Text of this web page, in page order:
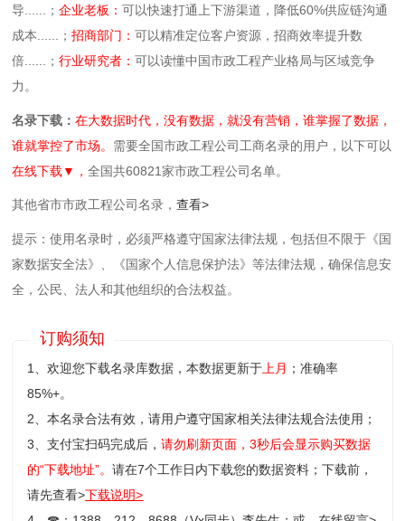
导......；企业老板：可以快速打通上下游渠道，降低60%供应链沟通
成本......；招商部门：可以精准定位客户资源，招商效率提升数
倍......；行业研究者：可以读懂中国市政工程产业格局与区域竞争
力。
名录下载：在大数据时代，没有数据，就没有营销，谁掌握了数据，
谁就掌控了市场。 需要全国市政工程公司工商名录的用户，以下可以
在线下载▼，全国共60821家市政工程公司名单。
其他省市市政工程公司名录，查看>
提示：使用名录时，必须严格遵守国家法律法规，包括但不限于《国
家数据安全法》、《国家个人信息保护法》等‌法律法规，确保信息安
全，公民、法人和其他组织的合法权益。
订购须知
1、欢迎您下载名录库数据，本数据更新于 上月 ；准确率
85%+。
2、本名录合法有效，请用户遵守国家相关法律法规合法使用；
3、支付宝扫码完成后，请勿刷新页面，3秒后会显示购买数据
的“下载地址”。请在7个工作日内下载您的数据资料；下载前，
请先查看>下载说明>